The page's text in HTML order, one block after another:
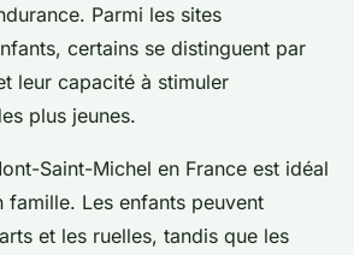
Parmi les sites
certains se distinguent par
leur capacité à stimuler
plus jeunes.
Saint-Michel en France est idéal
famille. Les enfants peuvent
et les ruelles, tandis que les